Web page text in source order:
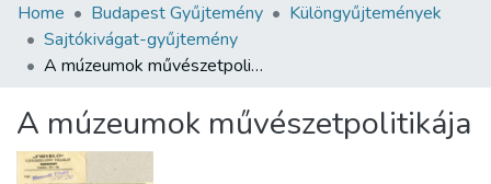
Communities & Collections
All of DSpace
About us
Home Budapest Gyűjtemény
Különgyűjtemények
Sajtókivágat-gyűjtemény
A múzeumok művészetpolitikája
A múzeumok művészetpolitikája